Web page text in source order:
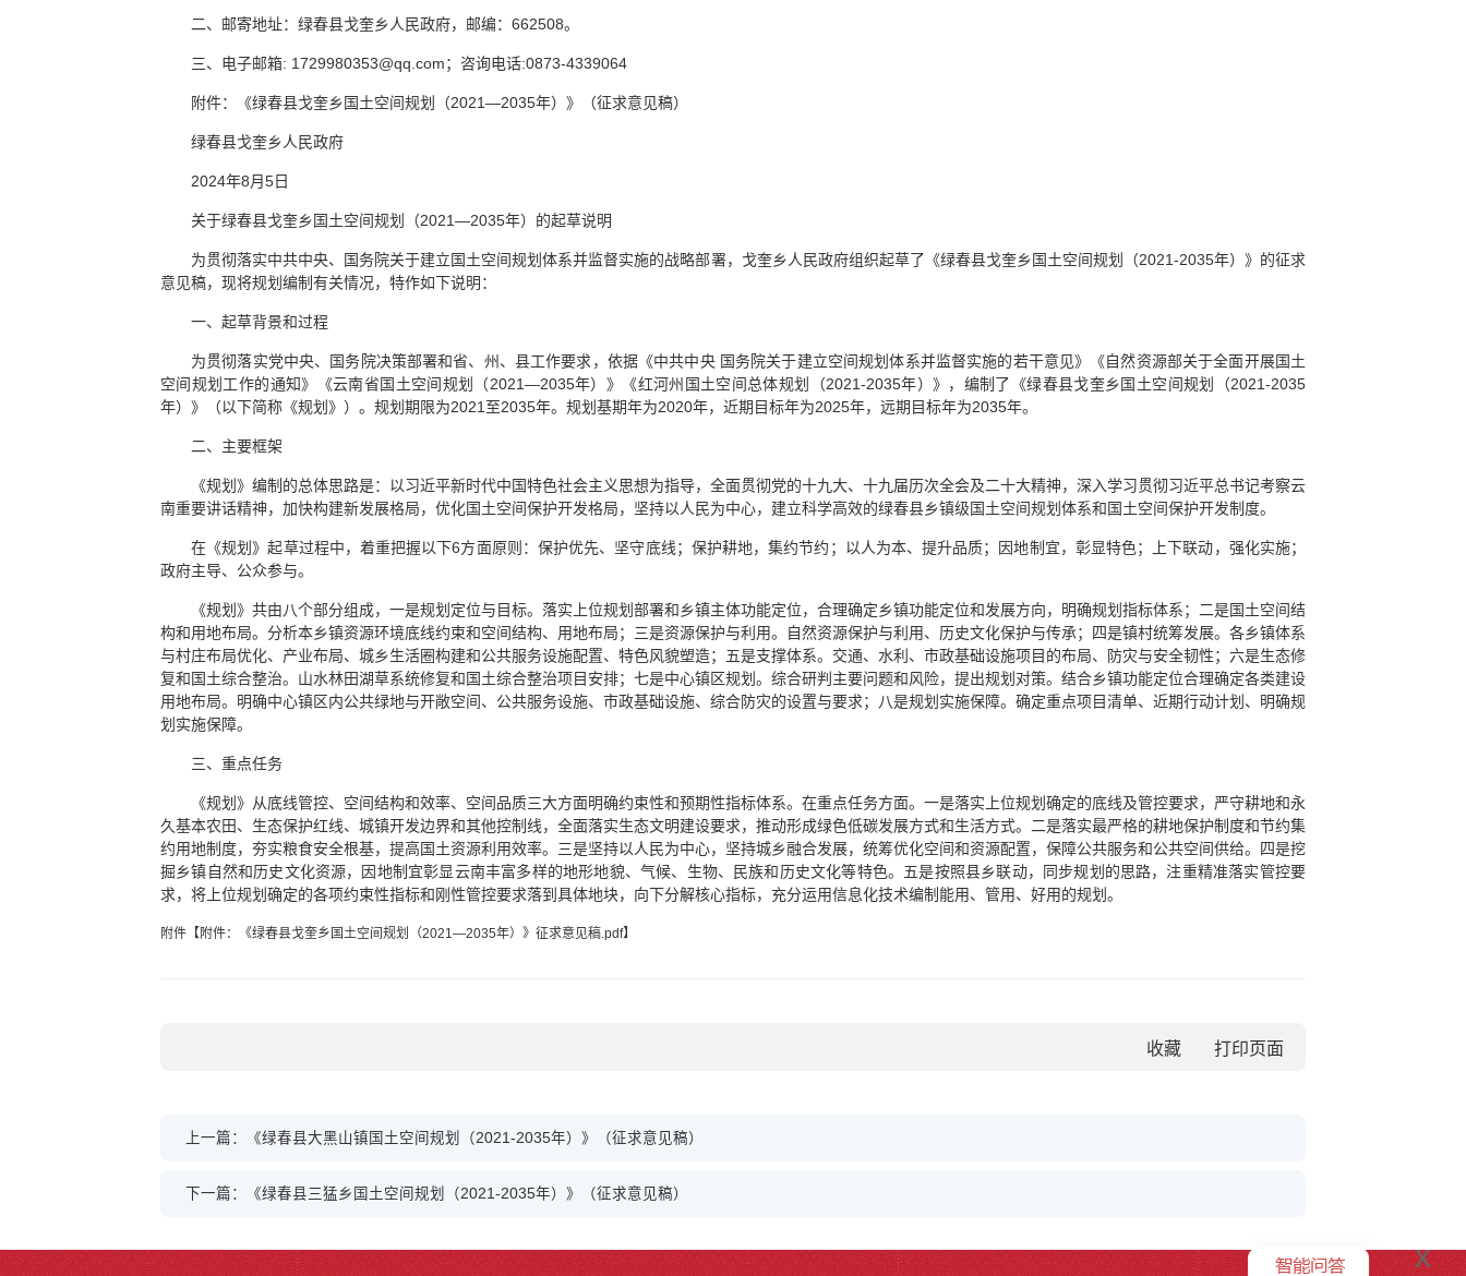
二、邮寄地址：绿春县戈奎乡人民政府，邮编：662508。
三、电子邮箱: 1729980353@qq.com；咨询电话:0873-4339064
附件：《绿春县戈奎乡国土空间规划（2021—2035年）》（征求意见稿）
绿春县戈奎乡人民政府
2024年8月5日
关于绿春县戈奎乡国土空间规划（2021—2035年）的起草说明
为贯彻落实中共中央、国务院关于建立国土空间规划体系并监督实施的战略部署，戈奎乡人民政府组织起草了《绿春县戈奎乡国土空间规划（2021-2035年）》的征求
意见稿，现将规划编制有关情况，特作如下说明：
一、起草背景和过程
为贯彻落实党中央、国务院决策部署和省、州、县工作要求，依据《中共中央 国务院关于建立空间规划体系并监督实施的若干意见》《自然资源部关于全面开展国土
空间规划工作的通知》《云南省国土空间规划（2021—2035年）》《红河州国土空间总体规划（2021-2035年）》，编制了《绿春县戈奎乡国土空间规划（2021-2035
年）》（以下简称《规划》）。规划期限为2021至2035年。规划基期年为2020年，近期目标年为2025年，远期目标年为2035年。
二、主要框架
《规划》编制的总体思路是：以习近平新时代中国特色社会主义思想为指导，全面贯彻党的十九大、十九届历次全会及二十大精神，深入学习贯彻习近平总书记考察云
南重要讲话精神，加快构建新发展格局，优化国土空间保护开发格局，坚持以人民为中心，建立科学高效的绿春县乡镇级国土空间规划体系和国土空间保护开发制度。
在《规划》起草过程中，着重把握以下6方面原则：保护优先、坚守底线；保护耕地，集约节约；以人为本、提升品质；因地制宜，彰显特色；上下联动，强化实施；
政府主导、公众参与。
《规划》共由八个部分组成，一是规划定位与目标。落实上位规划部署和乡镇主体功能定位，合理确定乡镇功能定位和发展方向，明确规划指标体系；二是国土空间结
构和用地布局。分析本乡镇资源环境底线约束和空间结构、用地布局；三是资源保护与利用。自然资源保护与利用、历史文化保护与传承；四是镇村统筹发展。各乡镇体系
与村庄布局优化、产业布局、城乡生活圈构建和公共服务设施配置、特色风貌塑造；五是支撑体系。交通、水利、市政基础设施项目的布局、防灾与安全韧性；六是生态修
复和国土综合整治。山水林田湖草系统修复和国土综合整治项目安排；七是中心镇区规划。综合研判主要问题和风险，提出规划对策。结合乡镇功能定位合理确定各类建设
用地布局。明确中心镇区内公共绿地与开敞空间、公共服务设施、市政基础设施、综合防灾的设置与要求；八是规划实施保障。确定重点项目清单、近期行动计划、明确规
划实施保障。
三、重点任务
《规划》从底线管控、空间结构和效率、空间品质三大方面明确约束性和预期性指标体系。在重点任务方面。一是落实上位规划确定的底线及管控要求，严守耕地和永
久基本农田、生态保护红线、城镇开发边界和其他控制线，全面落实生态文明建设要求，推动形成绿色低碳发展方式和生活方式。二是落实最严格的耕地保护制度和节约集
约用地制度，夯实粮食安全根基，提高国土资源利用效率。三是坚持以人民为中心，坚持城乡融合发展，统筹优化空间和资源配置，保障公共服务和公共空间供给。四是挖
掘乡镇自然和历史文化资源，因地制宜彰显云南丰富多样的地形地貌、气候、生物、民族和历史文化等特色。五是按照县乡联动，同步规划的思路，注重精准落实管控要
求，将上位规划确定的各项约束性指标和刚性管控要求落到具体地块，向下分解核心指标，充分运用信息化技术编制能用、管用、好用的规划。
附件【附件：《绿春县戈奎乡国土空间规划（2021—2035年）》征求意见稿.pdf】
收藏
上一篇：《绿春县大黑山镇国土空间规划（2021-2035年）》（征求意见稿）
下一篇：《绿春县三猛乡国土空间规划（2021-2035年）》（征求意见稿）
x